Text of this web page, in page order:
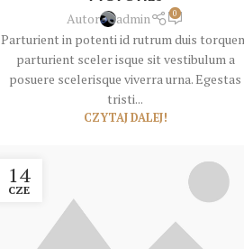
Autor admin 0
Parturient in potenti id rutrum duis
parturient sceler isque sit vestibulum a
posuere scelerisque viverra urna. Egestas
tristi...
CZYTAJ DALEJ!
14
CZE